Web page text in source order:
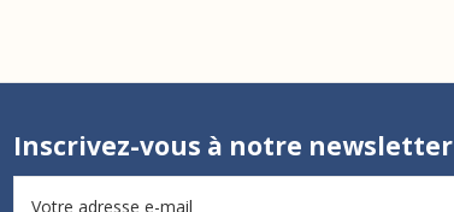
Inscrivez-vous à notre newsletter